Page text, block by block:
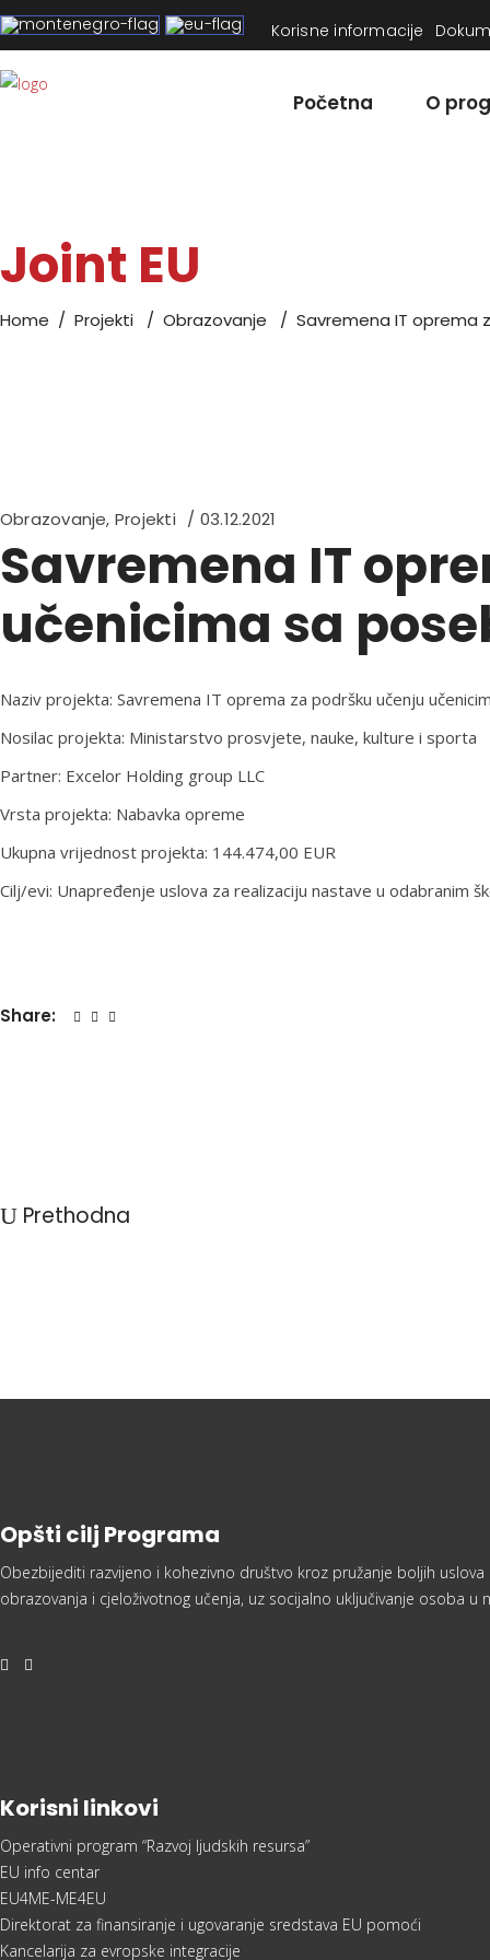
Korisne informacije
Početna O
Joint EU
Home / Projekti / Obrazovanje / Savremena IT oprema
Obrazovanje, Projekti 03.12.2021
Savremena IT
učenicima sa
Naziv projekta: Savremena IT oprema za podršku učenju
Nosilac projekta: Ministarstvo prosvjete, nauke, kulture i sporta
Partner: Excelor Holding group LLC
Vrsta projekta: Nabavka opreme
Ukupna vrijednost projekta: 144.474,00 EUR
Cilj/evi: Unapređenje uslova za realizaciju nastave u odabranim
Share:
Prethodna
Opšti cilj Programa
Obezbijediti razvijeno i kohezivno društvo kroz pružanje boljih
obrazovanja i cjeloživotnog učenja, uz socijalno uključivanje osoba
Korisni linkovi
Operativni program “Razvoj ljudskih resursa”
EU info centar
EU4ME-ME4EU
Direktorat za finansiranje i ugovaranje sredstava EU pomoći
Kancelarija za evropske integracije